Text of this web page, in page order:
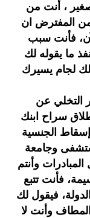
، أنت من
من المفترض ان
فأنت سبب
ما يقوله لك
لجام يسيرك
التخلي عن
سراح ابنك
الجنسية
وجامعة
وأنتم
فأنت تتبع
فيقول لك
وأنت لا